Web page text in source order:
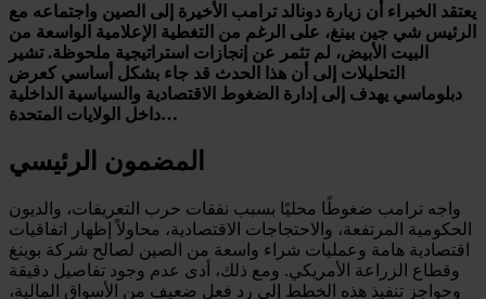
يعتقد الخبراء أن زيارة دونالد ترامب الأخيرة إلى الصين واجتماعه مع
الرئيس شي جين بينغ، على الرغم من التغطية الإعلامية الواسعة من
البيت الأبيض، لم تثمر عن إنجازات استراتيجية ملحوظة. تشير
التحليلات إلى أن هذا الحدث قد جاء بشكل أساسي كعرض
دبلوماسي يهدف إلى إدارة الضغوط الاقتصادية والسياسية الداخلية
داخل الولايات المتحدة…
المضمون الرئيسي
واجه ترامب ضغوطًا محليًا بسبب نفقات حرب التعريفات، والديون
الحكومية المرتفعة، والاحتجاجات الاقتصادية، محاولاً إظهار اتفاقيات
اقتصادية هامة وعمليات شراء واسعة من الصين لصالح شركة بوينغ
وقطاع الزراعة الأمريكي. ومع ذلك، أدى عدم وجود تفاصيل دقيقة
وحواجز تنفيذ هذه الخطط إلى رد فعل ضعيف من الأسواق المالية،